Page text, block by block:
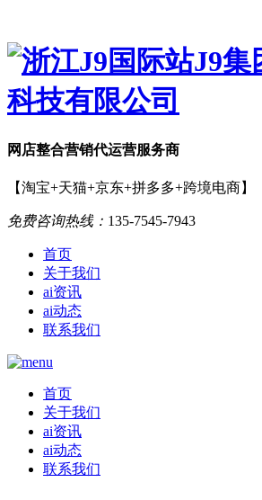
网店整合营销代运营服务商
【淘宝+天猫+京东+拼多多+跨境电商】
免费咨询热线： 135-7545-7943
首页
关于我们
ai资讯
ai动态
联系我们
首页
关于我们
ai资讯
ai动态
联系我们